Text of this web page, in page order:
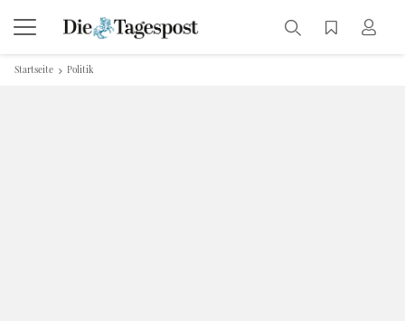
Startseite Politik